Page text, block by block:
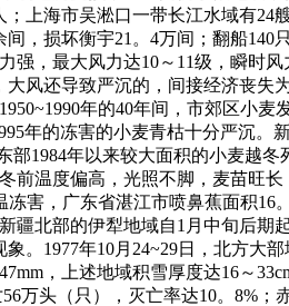
上海市吴淞口一带长江水域有
，损坏衡宇21。4万间；翻船
强，最大风力达10～11级，瞬时
风还导致严沉的，间接经济丧失
年的40年间，市郊区小
年的冻害的小麦青枯十分严沉。
部1984年以来较大面积的小麦越
前温度偏高，光照不脚，麦苗旺
害，广东省湛江市喷鼻蕉面积16
疆北部的伊犁地域自1月中旬后
。1977年10月24~29日，北方大
，上述地域积雪厚度达16～
万头（只），灭亡率达10。8%